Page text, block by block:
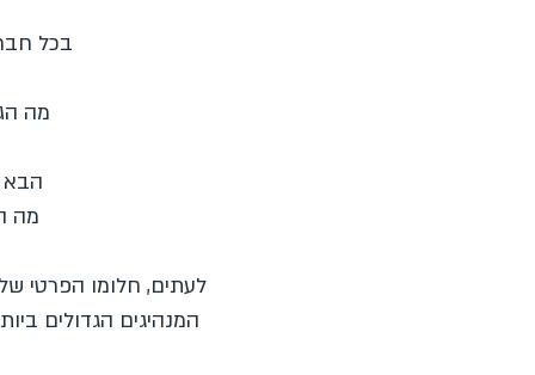
בכל
מה
הבא
מה
לעתים, חלומו הפרטי
המנהיגים הגדולים